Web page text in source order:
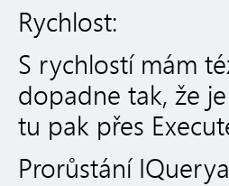
Rychlost:
S rychlostí mám
dopadne tak, že
tu pak přes
Prorůstání